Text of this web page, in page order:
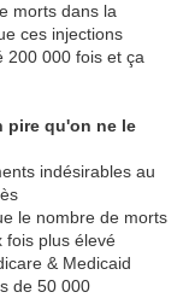
morts dans la
ces injections
200 000 fois et ça
pire qu'on ne le
indésirables au
le nombre de morts
fois plus élevé
& Medicaid
de 50 000